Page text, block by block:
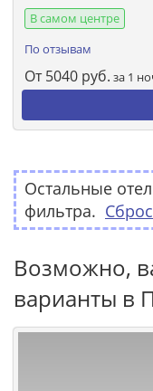
В самом центре
По отзывам
От 5040 руб. за 1
Остальные
фильтра.
Возможно,
варианты в